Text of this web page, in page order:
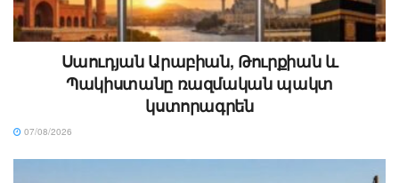
Սաուդյան Արաբիան, Թուրքիան և
Պակիստանը ռազմական պակտ
կստորագրեն
07/08/2026